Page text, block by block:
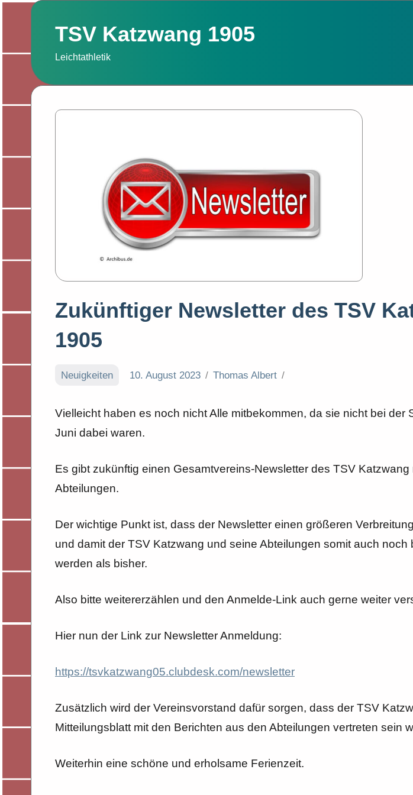
Zum
springenTSV Katzwang 1905
Leichtathletik
Zukünftiger Newsletter des TSV
1905
Neuigkeiten 10. August 2023 Thomas Albert
Vielleicht haben es noch nicht Alle mitbekommen, da sie nicht bei der
Juni dabei waren.
Es gibt zukünftig einen Gesamtvereins-Newsletter des TSV
Abteilungen.
Der wichtige Punkt ist, dass der Newsletter einen größeren
und damit der TSV Katzwang und seine Abteilungen somit auch noch
werden als bisher.
Also bitte weitererzählen und den Anmelde-Link auch gerne weiter
Hier nun der Link zur Newsletter Anmeldung:
https://tsvkatzwang05.clubdesk.com/newsletter
Zusätzlich wird der Vereinsvorstand dafür sorgen, dass der TSV
Mitteilungsblatt mit den Berichten aus den Abteilungen vertreten sein
Weiterhin eine schöne und erholsame Ferienzeit.